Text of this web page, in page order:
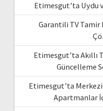
Etimesgut’ta Uydu
Garantili TV Tamir
Etimesgut’ta Akıllı
Güncelleme
Etimesgut’ta
Apartmanlar